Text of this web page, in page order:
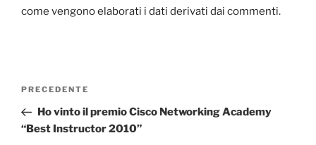
come vengono elaborati i dati derivati dai commenti.
Navigazione
Articolo
precedente:
PRECEDENTE
Ho vinto il premio Cisco Networking Academy
“Best Instructor 2010”